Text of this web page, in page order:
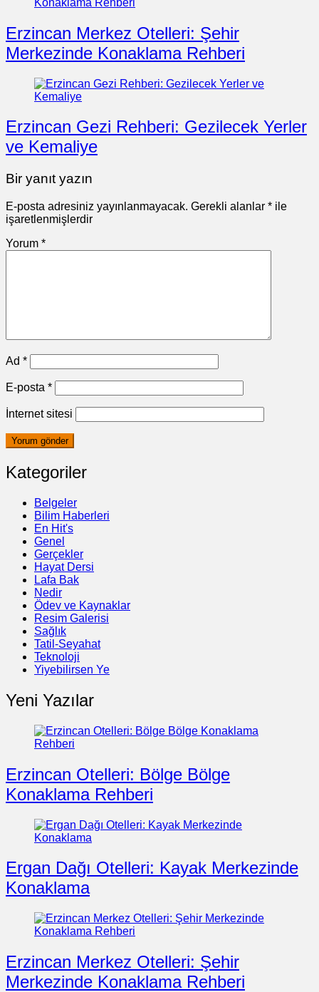
Erzincan Merkez Otelleri: Şehir
Merkezinde Konaklama Rehberi
Erzincan Gezi Rehberi: Gezilecek Yerler
ve Kemaliye
Bir yanıt yazın
E-posta adresiniz yayınlanmayacak. Gerekli alanlar * ile
işaretlenmişlerdir
Yorum *
Ad *
E-posta *
İnternet sitesi
Kategoriler
Belgeler
Bilim Haberleri
En Hit's
Genel
Gerçekler
Hayat Dersi
Lafa Bak
Nedir
Ödev ve Kaynaklar
Resim Galerisi
Sağlık
Tatil-Seyahat
Teknoloji
Yiyebilirsen Ye
Yeni Yazılar
Erzincan Otelleri: Bölge Bölge
Konaklama Rehberi
Ergan Dağı Otelleri: Kayak Merkezinde
Konaklama
Erzincan Merkez Otelleri: Şehir
Merkezinde Konaklama Rehberi